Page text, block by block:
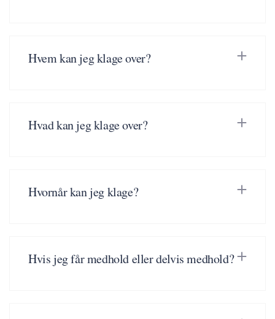
Hvem kan jeg klage over?
Hvad kan jeg klage over?
Hvornår kan jeg klage?
Hvis jeg får medhold eller delvis medhold?